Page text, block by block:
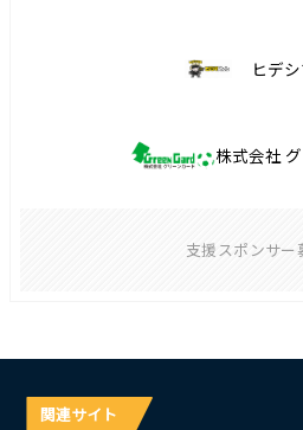
ヒデ
株式会社
支援スポンサー
関連サイト